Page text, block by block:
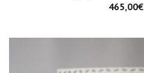
465,00€